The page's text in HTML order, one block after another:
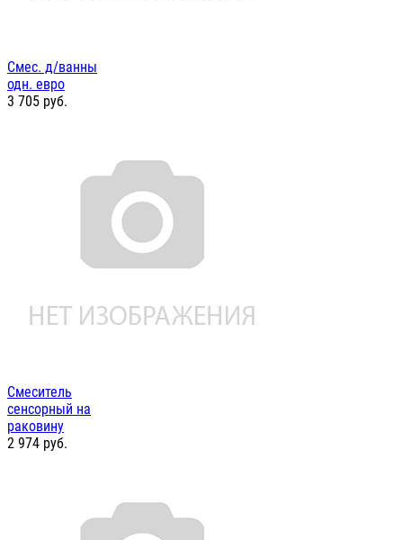
Смес. д/ванны
одн. евро
3 705 руб.
Смеситель
сенсорный на
раковину
2 974 руб.